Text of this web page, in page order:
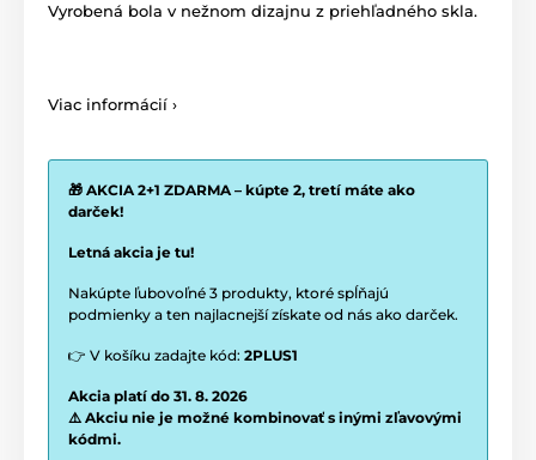
Vyrobená bola v nežnom dizajnu z priehľadného skla.
Viac informácií ›
🎁 AKCIA 2+1 ZDARMA – kúpte 2, tretí máte ako
darček!
Letná akcia je tu!
Nakúpte ľubovoľné 3 produkty, ktoré spĺňajú
podmienky a ten najlacnejší získate od nás ako darček.
👉 V košíku zadajte kód: 2PLUS1
Akcia platí do 31. 8. 2026
⚠️ Akciu nie je možné kombinovať s inými zľavovými
kódmi.